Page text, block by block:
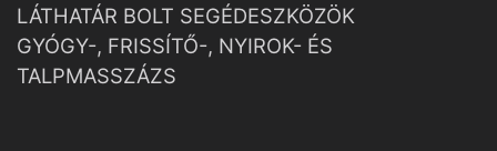
LÁTHATÁR BOLT SEGÉDESZKÖZÖK
GYÓGY-, FRISSÍTŐ-, NYIROK- ÉS
TALPMASSZÁZS